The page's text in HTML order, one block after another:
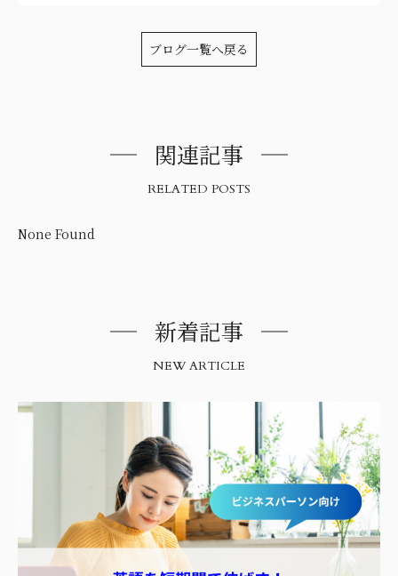
ブログ一覧へ戻る
関連記事
RELATED POSTS
None Found
新着記事
NEW ARTICLE